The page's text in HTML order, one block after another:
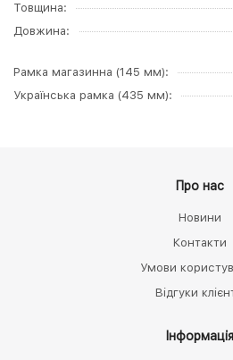
Товщина
Довжина
Рамка магазинна (145 мм)
Українська рамка (435 мм)
Про нас
Новини
Контакти
Умови
Відгуки
Інформація